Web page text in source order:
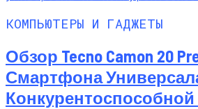
КОМПЬЮТЕРЫ И ГАДЖЕТЫ
Обзор Tecno Camon 20
Смартфона